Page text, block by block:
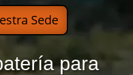
Sede
para